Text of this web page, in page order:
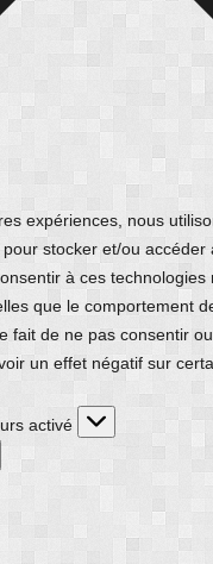
expériences, nous
stocker et/ou accéder
à ces technologies
que le comportement
fait de ne pas consentir
un effet négatif sur
activé